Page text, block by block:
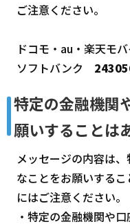
ご注意ください。
ドコモ・au・楽天モ
ソフトバンク
特定の金融機関
願いすることは
メッセージの内容は
なことをお願いする
にはご注意ください。
・特定の金融機関や